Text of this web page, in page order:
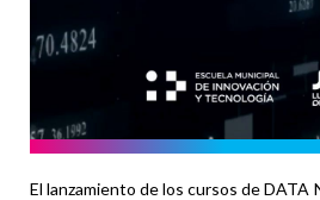
El lanzamiento de los cursos de DATA